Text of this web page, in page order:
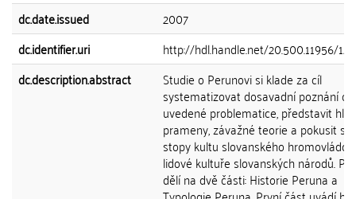
dc.date.issued
2007
dc.identifier.uri
http://hdl.handle.net/20.500.11956/
dc.description.abstract
Studie o Perunovi si klade za cíl
systematizovat dosavadní poznání o
uvedené problematice, představit
prameny, závažné teorie a pokusit
stopy kultu slovanského
lidové kultuře slovanských národů.
dělí na dvě části: Historie Peruna a